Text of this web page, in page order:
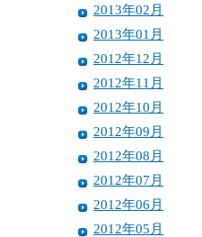
2013年02月
2013年01月
2012年12月
2012年11月
2012年10月
2012年09月
2012年08月
2012年07月
2012年06月
2012年05月